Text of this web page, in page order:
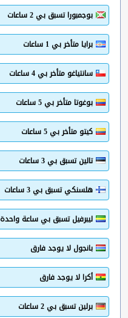
بوجمبورا تسبق بي 2 ساعات
برايا متأخر بي 1 ساعات
سانتياغو متأخر بي 4 ساعات
بوغوتا متأخر بي 5 ساعات
كيتو متأخر بي 5 ساعات
تالين تسبق بي 3 ساعات
هلسنكي تسبق بي 3 ساعات
ليبرفيل تسبق بي ساعة واحدة
بانجول لا يوجد فارق
أكرا لا يوجد فارق
برلين تسبق بي 2 ساعات